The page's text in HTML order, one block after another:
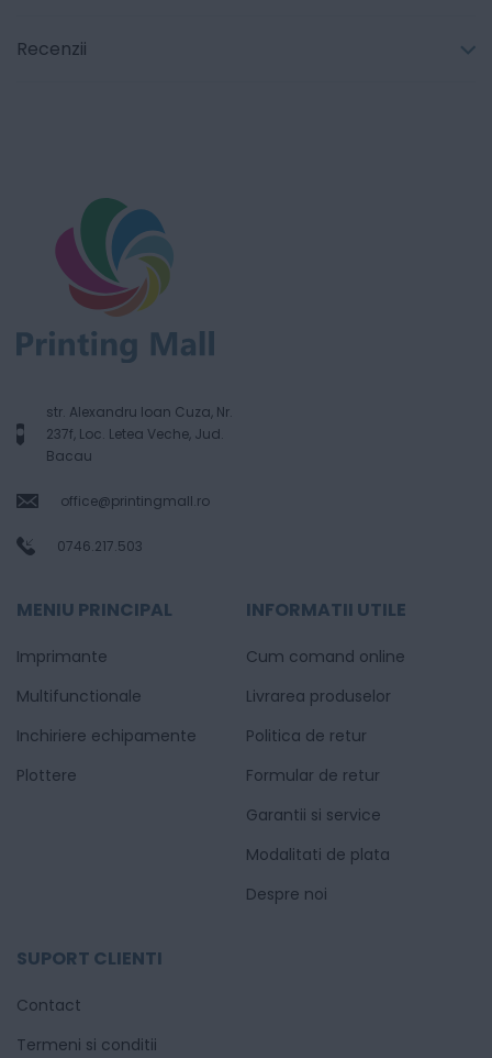
Recenzii
str. Alexandru Ioan Cuza, Nr.
237f, Loc. Letea Veche, Jud.
Bacau
office@printingmall.ro
0746.217.503
MENIU PRINCIPAL
Imprimante
Multifunctionale
Inchiriere echipamente
Plottere
INFORMATII UTILE
Cum comand online
Livrarea produselor
Politica de retur
Formular de retur
Garantii si service
Modalitati de plata
Despre noi
SUPORT CLIENTI
Contact
Termeni si conditii